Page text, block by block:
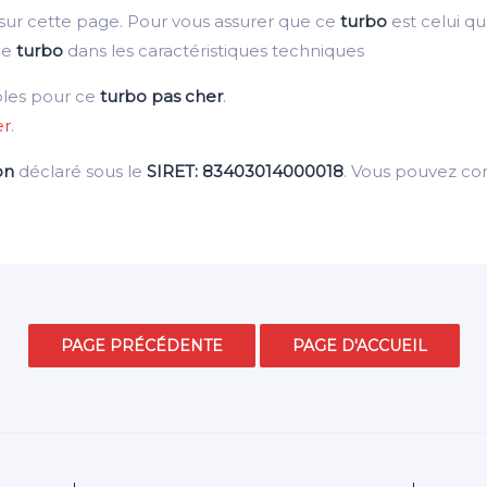
cette page. Pour vous assurer que ce turbo est celui
turbo dans les caractéristiques techniques
pour ce turbo pas cher.
.
déclaré sous le SIRET: 83403014000018. Vous pouvez